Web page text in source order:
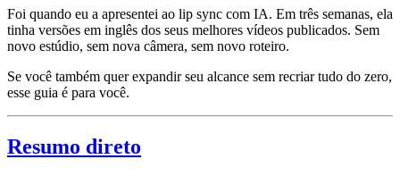
Foi quando eu a apresentei ao lip sync com IA. Em três semanas, ela
tinha versões em inglês dos seus melhores vídeos publicados. Sem
novo estúdio, sem nova câmera, sem novo roteiro.
Se você também quer expandir seu alcance sem recriar tudo do zero,
esse guia é para você.
Resumo direto